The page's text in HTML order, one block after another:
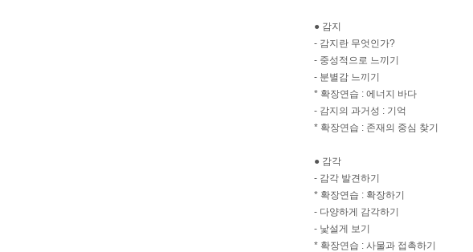
● 감지
- 감지란 무엇인가?
- 중성적으로 느끼기
- 분별감 느끼기
* 확장연습 : 에너지 바다
- 감지의 과거성 : 기억
* 확장연습 : 존재의 중심 찾기
● 감각
- 감각 발견하기
* 확장연습 : 확장하기
- 다양하게 감각하기
- 낯설게 보기
* 확장연습 : 사물과 접촉하기